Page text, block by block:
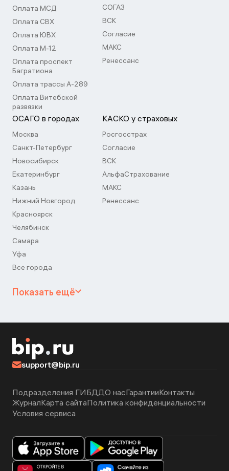
Оплата МСД
Оплата СВХ
Оплата ЮВХ
Оплата М-12
Оплата проспект
Багратиона
Оплата трассы А-289
Оплата Витебской
развязки
СОГАЗ
ВСК
Согласие
МАКС
Ренессанс
ОСАГО в городах
Москва
Санкт-Петербург
Новосибирск
Екатеринбург
Казань
Нижний Новгород
Красноярск
Челябинск
Самара
Уфа
Все города
КАСКО у страховых
Росгосстрах
Согласие
ВСК
АльфаСтрахование
МАКС
Ренессанс
Показать ещё
support@bip.ru
Подразделения ГИБДДО насГарантииКонтакты
ЖурналКарта сайтаПолитика конфиденциальности
Условия сервиса